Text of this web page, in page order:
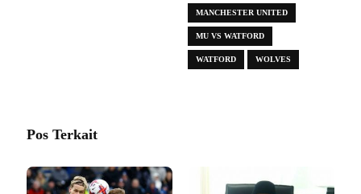
MANCHESTER UNITED
MU VS WATFORD
WATFORD WOLVES
Pos Terkait